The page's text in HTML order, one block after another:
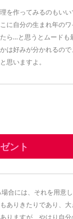
を作ってみるのもい
に自分の生まれ年のワ
ら…と思うとムードも
は好みが分かれるの
思いますよ。
ント
合には、それを用意
ありきたりであり、
りますが、やはり自